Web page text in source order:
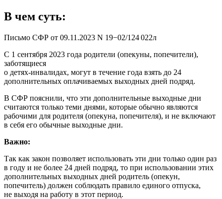
В чем суть:
Письмо СФР от 09.11.2023 N 19−02/124 022л
С 1 сентября 2023 года родители (опекуны, попечители),
заботящиеся
о детях-инвалидах, могут в течение года взять до 24
дополнительных оплачиваемых выходных дней подряд.
В СФР пояснили, что эти дополнительные выходные дни
считаются только теми днями, которые обычно являются
рабочими для родителя (опекуна, попечителя), и не включают
в себя его обычные выходные дни.
Важно:
Так как закон позволяет использовать эти дни только один раз
в году и не более 24 дней подряд, то при использовании этих
дополнительных выходных дней родитель (опекун,
попечитель) должен соблюдать правило единого отпуска,
не выходя на работу в этот период.